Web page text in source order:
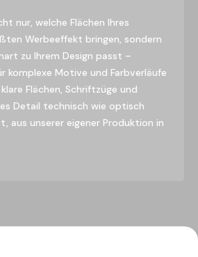
nur, welche Flächen Ihres
Werbeeffekt bringen, sondern
zu Ihrem Design passt –
komplexe Motive und Farbverläufe
Flächen, Schriftzüge und
Detail technisch wie optisch
aus unserer eigener Produktion in